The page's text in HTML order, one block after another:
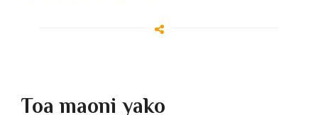
Toa maoni yako